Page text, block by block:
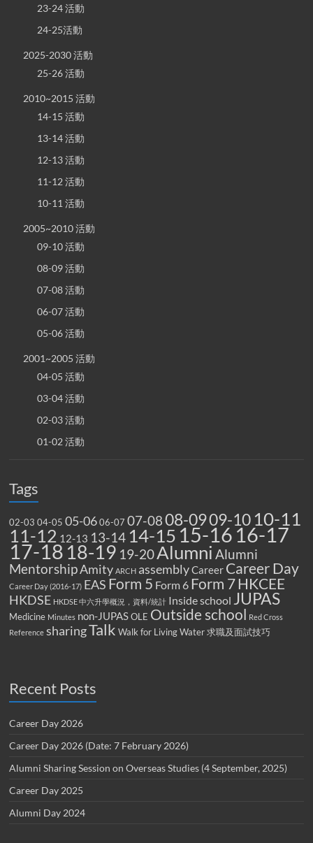
23-24 活動
24-25活動
2025-2030 活動
25-26 活動
2010~2015 活動
14-15 活動
13-14 活動
12-13 活動
11-12 活動
10-11 活動
2005~2010 活動
09-10 活動
08-09 活動
07-08 活動
06-07 活動
05-06 活動
2001~2005 活動
04-05 活動
03-04 活動
02-03 活動
01-02 活動
Tags
02-03 04-05 05-06 06-07 07-0808-0909-10 10-11
11-12 12-13 13-14 14-15 15-16 16-17
17-18 18-19 19-20Alumni Alumni
MentorshipAmity ARCH assemblyCareer Career Day
Career Day (2016-17) EAS Form 5 Form 6 Form 7HKCEE
HKDSE HKDSE 中六升學概況，資料/統計 Inside school JUPAS
Medicine Minutes non-JUPAS OLE Outside school
Red Cross
Reference sharingTalk Walk for Living Water 求職及面試技巧
Recent Posts
Career Day 2026
Career Day 2026 (Date: 7 February 2026)
Alumni Sharing Session on Overseas Studies (4 September, 2025)
Career Day 2025
Alumni Day 2024